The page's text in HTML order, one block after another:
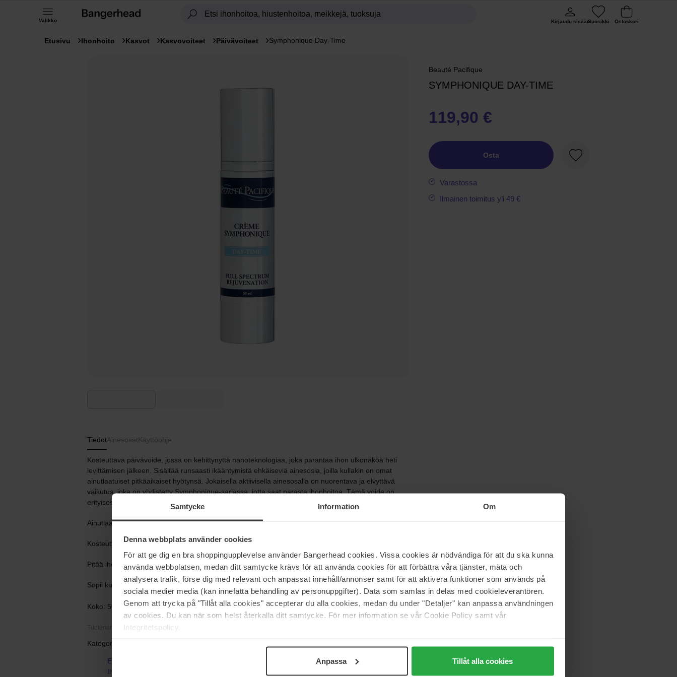
Samtycke Information Om
Denna webbplats använder cookies
För att ge dig en bra shoppingupplevelse använder Bangerhead cookies. Vissa cookies är nödvändiga för att du ska kunna
använda webbplatsen, medan ditt samtycke krävs för att använda cookies för att förbättra våra tjänster, mäta och
analysera trafik, förse dig med relevant och anpassat innehåll/annonser samt för att aktivera funktioner som används på
sociala medier media (kan innefatta behandling av personuppgifter). Data som samlas in delas med cookieleverantören.
Genom att trycka på "Tillåt alla cookies" accepterar du alla cookies, medan du under "Detaljer" kan anpassa användningen
av cookies. Du kan när som helst återkalla ditt samtycke. För mer information se vår Cookie Policy samt vår
Integritetspolicy.
Anpassa Tillåt alla cookies
Valikko Kirjaudu sisäänSuosikki Ostoskori
Etusivu Ihonhoito Kasvot Kasvovoiteet Päivävoiteet Symphonique Day-Time
Beauté Pacifique
SYMPHONIQUE DAY-TIME
119,90 €
Osta
Suosikki
Varastossa
Ilmainen toimitus yli 49 €
TiedotAinesosat Käyttöohje
Kosteuttava päivävoide, jossa on kehittynyttä nanoteknologiaa, joka parantaa ihon ulkonäköä heti
levittämisen jälkeen. Sisältää runsaasti ikääntymistä ehkäiseviä ainesosia, joilla kullakin on omat
ainutlaatuiset pitkäaikaiset hyötynsä. Jokaisella aktiivisella ainesosalla on nuorentava ja elvyttävä
vaikutus, joka on yhdistetty Symphonique-sarjassa, jotta saat parasta ihonhoitoa. Tämä voide on
erityisesti suunniteltu rauhoittamaan ja ravitsemaan kuivaa tai herkkää ihoa.
Ainutlaatuiset ominaisuudet:
Kosteuttava ja nuorentava.
Pitää ihon kosteutettuna koko päivän.
Sopii kuivalle ja herkälle kypsälle iholle
Koko: 50 ml
Tuotenumero: 111553
Kategoriat:
Etusivu
Ihonhoito